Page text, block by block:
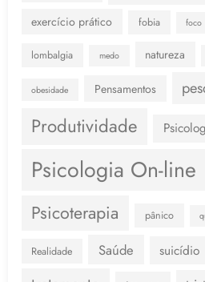
exercício prático fobia foco
lombalgia medo natureza
obesidade Pensamentos
Produtividade
Psicologia On-line
Psicoterapia pânico
Realidade Saúde suicídio